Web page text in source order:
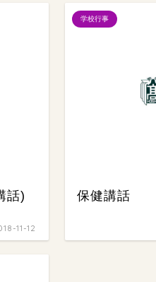
話)
11-12
学校行事
保健講話